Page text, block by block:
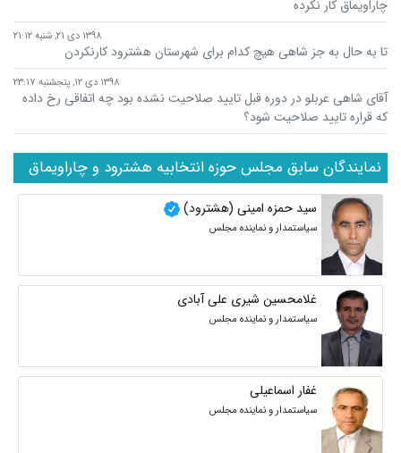
چاراویماق کار نکرده
۱۳۹۸ دی ۲۱, شنبه ۲۱:۱۲
تا به حال به جز شاهی هیچ کدام برای شهرستان هشترود کارنکردن
۱۳۹۸ دی ۱۲, پنجشنبه ۲۳:۱۷
آقای شاهی عربلو در دوره قبل تایید صلاحیت نشده بود چه اتفاقی رخ داده
که قراره تایید صلاحیت شود؟
نمایندگان سابق مجلس حوزه انتخابیه هشترود و چاراویماق
سید حمزه امینی (هشترود)
سیاستمدار و نماینده مجلس
غلامحسین شیری علی آبادی
سیاستمدار و نماینده مجلس
غفار اسماعیلی
سیاستمدار و نماینده مجلس